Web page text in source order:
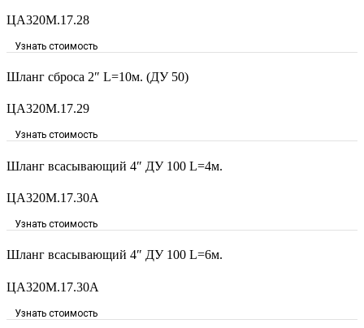
ЦА320М.17.28
Узнать стоимость
Шланг сброса 2″ L=10м. (ДУ 50)
ЦА320М.17.29
Узнать стоимость
Шланг всасывающий 4″ ДУ 100 L=4м.
ЦА320М.17.30А
Узнать стоимость
Шланг всасывающий 4″ ДУ 100 L=6м.
ЦА320М.17.30А
Узнать стоимость